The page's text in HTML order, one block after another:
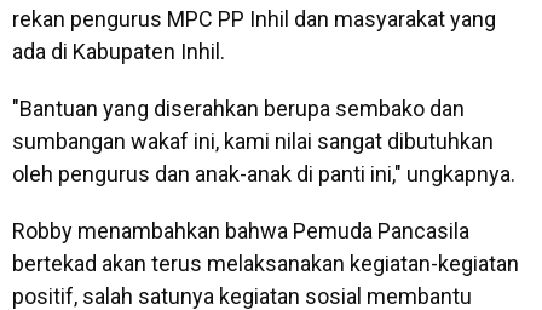
rekan pengurus MPC PP Inhil dan masyarakat yang
ada di Kabupaten Inhil.
"Bantuan yang diserahkan berupa sembako dan
sumbangan wakaf ini, kami nilai sangat dibutuhkan
oleh pengurus dan anak-anak di panti ini," ungkapnya.
Robby menambahkan bahwa Pemuda Pancasila
bertekad akan terus melaksanakan kegiatan-kegiatan
positif, salah satunya kegiatan sosial membantu